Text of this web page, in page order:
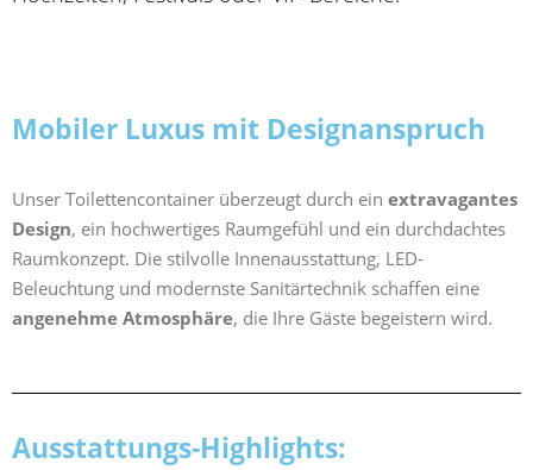
Mobiler Luxus mit Designanspruch
Unser Toilettencontainer überzeugt durch ein extravagantes
Design, ein hochwertiges Raumgefühl und ein durchdachtes
Raumkonzept. Die stilvolle Innenausstattung, LED-
Beleuchtung und modernste Sanitärtechnik schaffen eine
angenehme Atmosphäre, die Ihre Gäste begeistern wird.
Ausstattungs-Highlights: